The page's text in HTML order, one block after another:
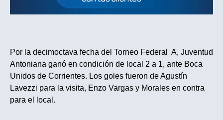
Por la decimoctava fecha del Torneo Federal A, Juventud
Antoniana ganó en condición de local 2 a 1, ante Boca
Unidos de Corrientes. Los goles fueron de Agustín
Lavezzi para la visita, Enzo Vargas y Morales en contra
para el local.